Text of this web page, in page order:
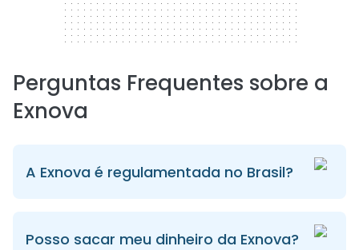
Perguntas Frequentes sobre a
Exnova
A Exnova é regulamentada no Brasil?
Posso sacar meu dinheiro da Exnova?